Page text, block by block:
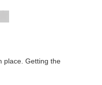
place. Getting the